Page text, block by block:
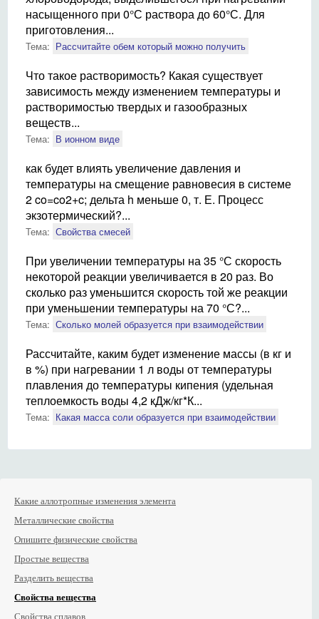
насыщенного при 0°С раствора до 60°С. Для
приготовления...
Тема: Рассчитайте обем который можно получить
Что такое растворимость? Какая существует
зависимость между изменением температуры и
растворимостью твердых и газообразных
веществ...
Тема: В ионном виде
как будет влиять увеличение давления и
температуры на смещение равновесия в системе
2 co=co2+c; дельта h меньше 0, т. Е. Процесс
экзотермический?...
Тема: Свойства смесей
При увеличении температуры на 35 °С скорость
некоторой реакции увеличивается в 20 раз. Во
сколько раз уменьшится скорость той же реакции
при уменьшении температуры на 70 °С?...
Тема: Сколько молей образуется при взаимодействии
Рассчитайте, каким будет изменение массы (в кг и
в %) при нагревании 1 л воды от температуры
плавления до температуры кипения (удельная
теплоемкость воды 4,2 кДж/кг*К...
Тема: Какая масса соли образуется при взаимодействии
Какие аллотропные изменения элемента
Металлические свойства
Опишите физические свойства
Простые вещества
Разделить вещества
Свойства вещества
Свойства сплавов